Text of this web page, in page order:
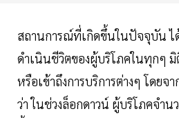
สถานการณ์ที่เกิดขึ้นในปัจจุบัน ไ
ดำเนินชีวิตของผู้บริโภคในทุกๆ มิ
หรือเข้าถึงการบริการต่างๆ โดยจ
ว่า ในช่วงล็อกดาวน์ ผู้บริโภคจำน